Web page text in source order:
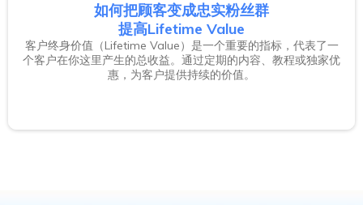
如何把顾客变成忠实粉丝群
提高Lifetime Value
客户终身价值（Lifetime Value）是一个重要的指标，代表了一
个客户在你这里产生的总收益。通过定期的内容、教程或独家优
惠，为客户提供持续的价值。